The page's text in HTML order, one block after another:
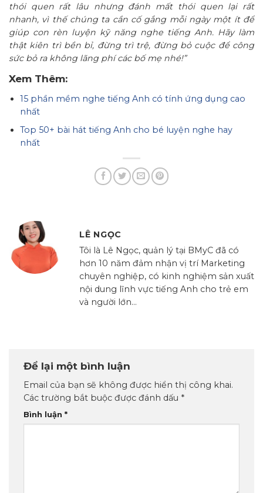
thói quen rất lâu nhưng đánh mất thói quen lại rất
nhanh, vì thế chúng ta cần cố gắng mỗi ngày một ít để
giúp con rèn luyện kỹ năng nghe tiếng Anh. Hãy làm
thật kiên trì bền bỉ, đừng trì trệ, đừng bỏ cuộc để công
sức bỏ ra không lãng phí các bố mẹ nhé!”
Xem Thêm:
15 phần mềm nghe tiếng Anh có tính ứng dụng cao
nhất
Top 50+ bài hát tiếng Anh cho bé luyện nghe hay
nhất
LÊ NGỌC
Tôi là Lê Ngọc, quản lý tại BMyC đã có
hơn 10 năm đảm nhận vị trí Marketing
chuyên nghiệp, có kinh nghiệm sản xuất
nội dung lĩnh vực tiếng Anh cho trẻ em
và người lớn...
Để lại một bình luận
Email của bạn sẽ không được hiển thị công khai.
Các trường bắt buộc được đánh dấu *
Bình luận *